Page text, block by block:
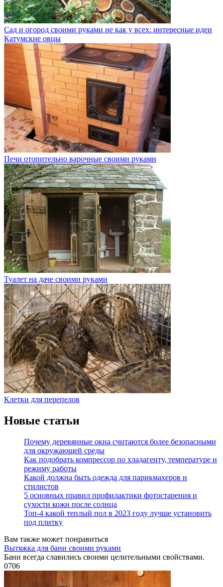
Сад и огород своими руками не как у всех: интересные идеи
Катумские овцы
Печи отопительно варочные своими руками
Туалет на даче своими руками
Клетки для перепелов
Новые статьи
Почему деревянные окна считаются более безопасными
для окружающей среды
Как подобрать компрессор по хладагенту, температуре и
режиму работы
Какой должна быть одежда для парикмахеров и
стилистов
5 основных правил профилактики фотостарения и
сухости кожи после солнца
Топ-4 какой теплый пол в 2023 году лучше установить
под плитку
Вам также может понравиться
Вытяжка для бани своими руками
Бани всегда славились своими целительными свойствами.
0706